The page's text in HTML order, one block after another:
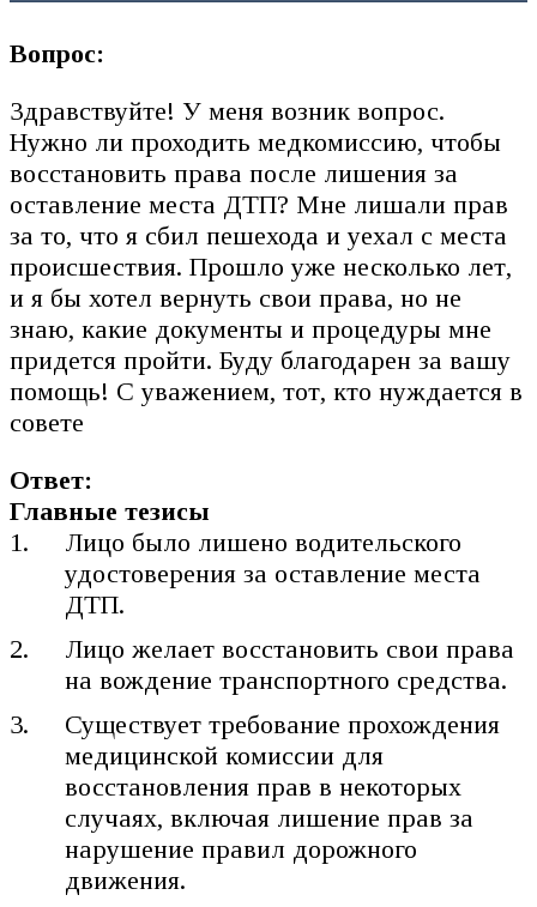
Вопрос:
Здравствуйте! У меня возник вопрос.
Нужно ли проходить медкомиссию, чтобы
восстановить права после лишения за
оставление места ДТП? Мне лишали прав
за то, что я сбил пешехода и уехал с места
происшествия. Прошло уже несколько лет,
и я бы хотел вернуть свои права, но не
знаю, какие документы и процедуры мне
придется пройти. Буду благодарен за вашу
помощь! С уважением, тот, кто нуждается в
совете
Ответ:
Главные тезисы
Лицо было лишено водительского
удостоверения за оставление места
ДТП.
Лицо желает восстановить свои права
на вождение транспортного средства.
Существует требование прохождения
медицинской комиссии для
восстановления прав в некоторых
случаях, включая лишение прав за
нарушение правил дорожного
движения.